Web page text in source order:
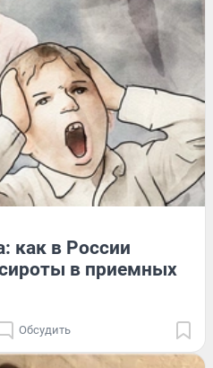
как в России
в приемных
Обсудить